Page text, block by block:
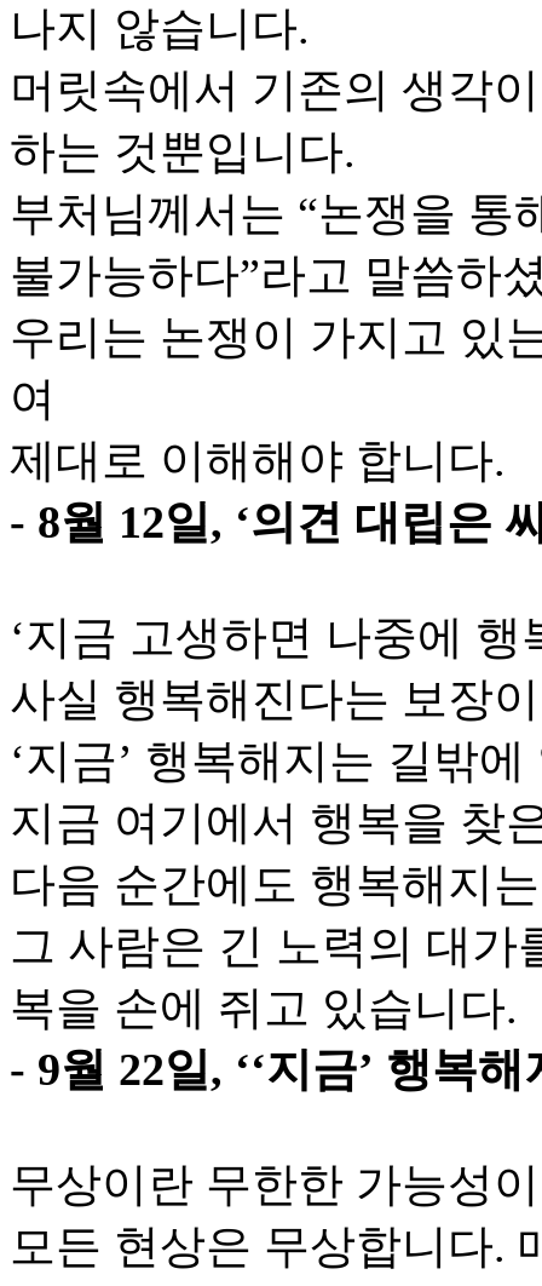
나지 않습니다.
머릿속에서 기존의 생각
하는 것뿐입니다.
부처님께서는 “논쟁을 통
불가능하다”라고 말씀하
우리는 논쟁이 가지고 있
여
제대로 이해해야 합니다.
- 8월 12일, ‘의견 대립은
‘지금 고생하면 나중에
사실 행복해진다는 보장
‘지금’ 행복해지는 길밖
지금 여기에서 행복을 찾
다음 순간에도 행복해지
그 사람은 긴 노력의 대가
복을 손에 쥐고 있습니다.
- 9월 22일, ‘‘지금’ 행복
무상이란 무한한 가능성
모든 현상은 무상합니다.